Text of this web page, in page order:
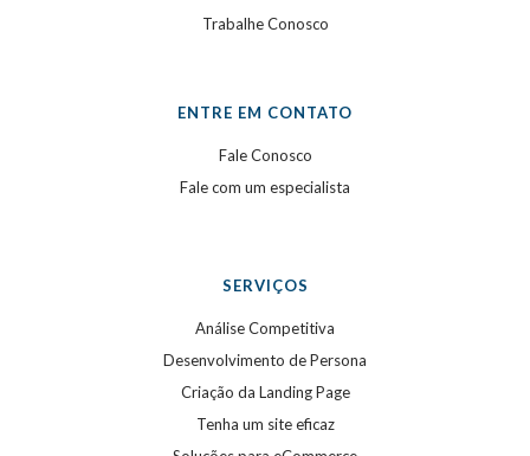
Trabalhe Conosco
ENTRE EM CONTATO
Fale Conosco
Fale com um especialista
SERVIÇOS
Análise Competitiva
Desenvolvimento de Persona
Criação da Landing Page
Tenha um site eficaz